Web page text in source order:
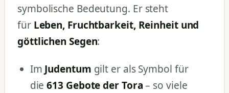
symbolische Bedeutung. Er steht
für Leben, Fruchtbarkeit, Reinheit und
göttlichen Segen:
Im Judentum gilt er als Symbol für
die613 Gebote der Tora– so viele